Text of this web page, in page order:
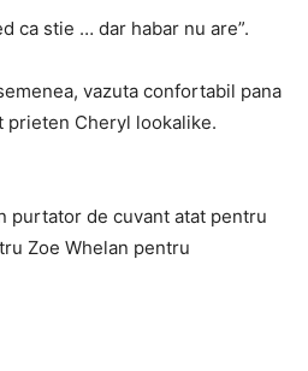
ca stie … dar habar nu are”.
vazuta confortabil pana
prieten Cheryl lookalike.
purtator de cuvant atat pentru
Zoe Whelan pentru